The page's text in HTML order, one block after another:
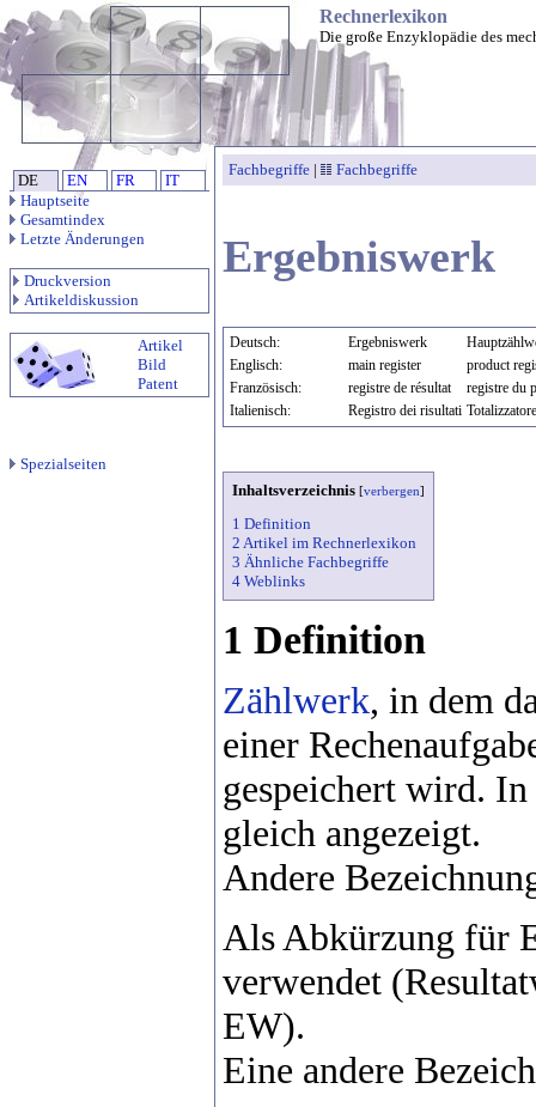
Rechnerlexikon
Die große Enzyklopädie des
DE EN FR
IT
Hauptseite
Gesamtindex
Letzte Änderungen
Druckversion
Artikeldiskussion
Artikel
Bild
Patent
Spezialseiten
Fachbegriffe | Fachbegriffe
Ergebniswerk
Deutsch: Ergebniswerk
Englisch:
main register
product
Französisch:
registre de résultat
registre du
Italienisch:
Registro dei risultati Totalizzatore
Inhaltsverzeichnis [verbergen]
1 Definition
2 Artikel im Rechnerlexikon
3 Ähnliche Fachbegriffe
4 Weblinks
1 Definition
Zählwerk, in dem
einer
gespeichert wird.
gleich angezeigt.
Andere
Als Abkürzung für
verwendet
EW).
Eine andere